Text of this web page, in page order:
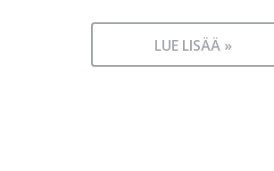
LUE LISÄÄ »